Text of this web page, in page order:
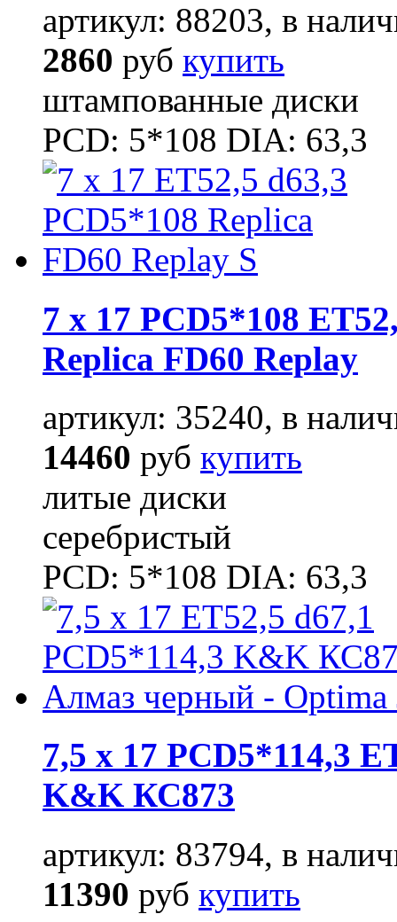
артикул: 88203, в
2860 руб купить
штампованные диски
PCD: 5*108 DIA: 63,3
7 x 17 PCD5*108
Replica FD60 Replay
артикул: 35240, в
14460 руб купить
литые диски
серебристый
PCD: 5*108 DIA: 63,3
7,5 x 17 PCD5*114,3
K&K КС873
артикул: 83794, в
11390 руб купить